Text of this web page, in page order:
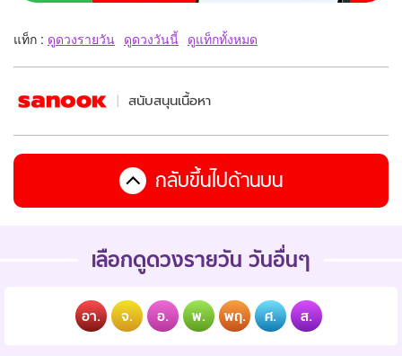
แท็ก : ดูดวงรายวัน ดูดวงวันนี้ ดูแท็กทั้งหมด
สนับสนุนเนื้อหา
กลับขึ้นไปด้านบน
เลือกดูดวงรายวัน วันอื่นๆ
อา. จ. อ. พ. พฤ. ศ. ส.